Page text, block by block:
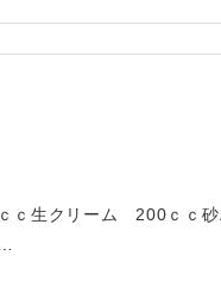
ｃ生クリーム 200ｃｃ